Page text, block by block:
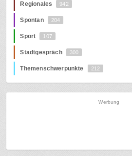
Regionales 942
Spontan 204
Sport 107
Stadtgespräch 300
Themenschwerpunkte 212
Werbung